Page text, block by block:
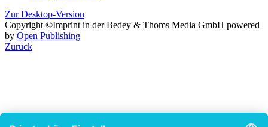
Zur Desktop-Version
Copyright ©Imprint in der Bedey & Thoms Media GmbH
byOpen Publishing